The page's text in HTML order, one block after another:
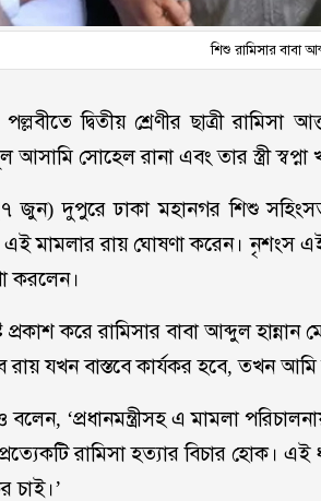
শিশু রামিসার বাবা
পল্লবীতে দ্বিতীয় শ্রেণীর ছাত্রী
আসামি সোহেল রানা এবং তার স্ত্রী
জুন) দুপুরে ঢাকা মহানগর শিশু
এই মামলার রায় ঘোষণা করেন। নৃশংস
করলেন।
প্রকাশ করে রামিসার বাবা আব্দুল
রায় যখন বাস্তবে কার্যকর হবে, তখন আমি
‘প্রধানমন্ত্রীসহ এ মামলা
রামিসা হত্যার বিচার হোক।
চাই।’